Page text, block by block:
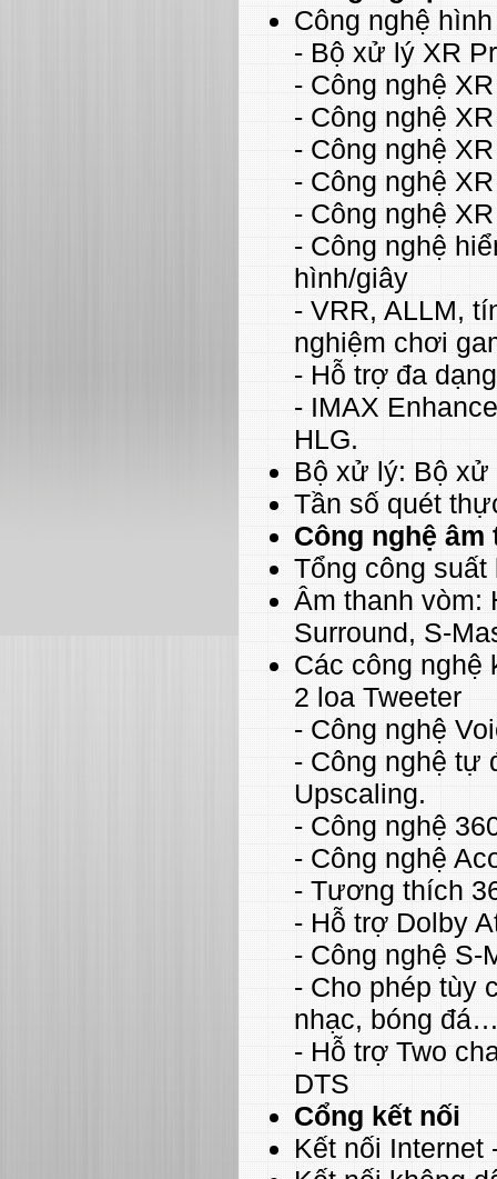
Công nghệ
- Bộ xử lý XR
- Công nghệ
- Công nghệ
- Công nghệ
- Công nghệ
- Công nghệ
- Công nghệ
hình/giây
- VRR, ALLM,
nghiệm chơi
- Hỗ trợ đa
- IMAX
HLG.
Bộ xử lý: Bộ xử
Tần số quét
Công nghệ âm
Tổng công suất
Âm thanh vòm:
Surround, S-
Các công nghệ
2 loa Tweeter
- Công nghệ
- Công nghệ tự
Upscaling.
- Công nghệ
- Công nghệ
- Tương thích
- Hỗ trợ Dolby
- Công nghệ S-
- Cho phép tùy
nhạc, bóng
- Hỗ trợ Two
DTS
Cổng kết nối
Kết nối Internet